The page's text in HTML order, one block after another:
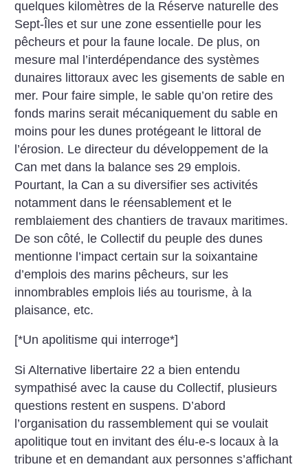
quelques kilomètres de la Réserve naturelle des
Sept-Îles et sur une zone essentielle pour les
pêcheurs et pour la faune locale. De plus, on
mesure mal l’interdépendance des systèmes
dunaires littoraux avec les gisements de sable en
mer. Pour faire simple, le sable qu’on retire des
fonds marins serait mécaniquement du sable en
moins pour les dunes protégeant le littoral de
l’érosion. Le directeur du développement de la
Can met dans la balance ses 29 emplois.
Pourtant, la Can a su diversifier ses activités
notamment dans le réensablement et le
remblaiement des chantiers de travaux maritimes.
De son côté, le Collectif du peuple des dunes
mentionne l’impact certain sur la soixantaine
d’emplois des marins pêcheurs, sur les
innombrables emplois liés au tourisme, à la
plaisance, etc.
[*Un apolitisme qui interroge*]
Si Alternative libertaire 22 a bien entendu
sympathisé avec la cause du Collectif, plusieurs
questions restent en suspens. D’abord
l’organisation du rassemblement qui se voulait
apolitique tout en invitant des élu-e-s locaux à la
tribune et en demandant aux personnes s’affichant